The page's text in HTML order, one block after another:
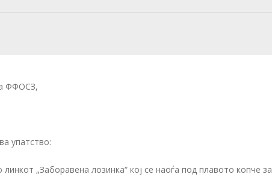
ФФОСЗ,
упатство:
линкот „Заборавена лозинка“ кој се наоѓа под плавото копче за